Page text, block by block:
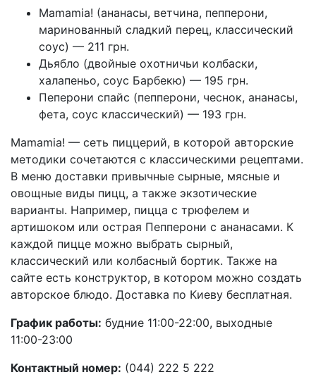
Mamamia! (ананасы, ветчина, пепперони,
маринованный сладкий перец, классический
соус) — 211 грн.
Дьябло (двойные охотничьи колбаски,
халапеньо, соус Барбекю) — 195 грн.
Пеперони спайс (пепперони, чеснок, ананасы,
фета, соус классический) — 193 грн.
Mamamia! — сеть пиццерий, в которой авторские
методики сочетаются с классическими рецептами.
В меню доставки привычные сырные, мясные и
овощные виды пицц, а также экзотические
варианты. Например, пицца с трюфелем и
артишоком или острая Пепперони с ананасами. К
каждой пицце можно выбрать сырный,
классический или колбасный бортик. Также на
сайте есть конструктор, в котором можно создать
авторское блюдо. Доставка по Киеву бесплатная.
График работы: будние 11:00-22:00, выходные
11:00-23:00
Контактный номер: (044) 222 5 222